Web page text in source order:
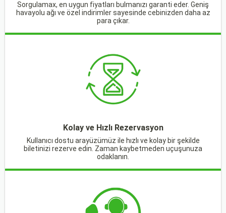
Sorgulamax, en uygun fiyatları bulmanızı garanti eder. Geniş
havayolu ağı ve özel indirimler sayesinde cebinizden daha az
para çıkar.
Kolay ve Hızlı Rezervasyon
Kullanıcı dostu arayüzümüz ile hızlı ve kolay bir şekilde
biletinizi rezerve edin. Zaman kaybetmeden uçuşunuza
odaklanın.